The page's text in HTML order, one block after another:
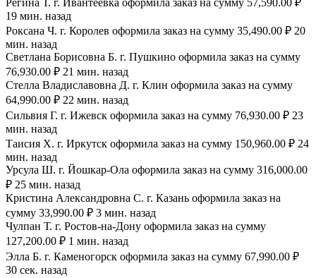
Регина Т. г. Ивантеевка оформила заказ на сумму 57,590.00 ₽
19 мин. назад
Роксана Ч. г. Королев оформила заказ на сумму 35,490.00 ₽ 20
мин. назад
Светлана Борисовна Б. г. Пушкино оформила заказ на сумму
76,930.00 ₽ 21 мин. назад
Стелла Владиславовна Д. г. Клин оформила заказ на сумму
64,990.00 ₽ 22 мин. назад
Сильвия Г. г. Ижевск оформила заказ на сумму 76,930.00 ₽ 23
мин. назад
Таисия Х. г. Иркутск оформила заказ на сумму 150,960.00 ₽ 24
мин. назад
Урсула Ш. г. Йошкар-Ола оформила заказ на сумму 316,000.00
₽ 25 мин. назад
Кристина Александровна С. г. Казань оформила заказ на
сумму 33,990.00 ₽ 3 мин. назад
Чулпан Т. г. Ростов-на-Дону оформила заказ на сумму
127,200.00 ₽ 1 мин. назад
Элла Б. г. Каменогорск оформила заказ на сумму 67,990.00 ₽
30 сек. назад